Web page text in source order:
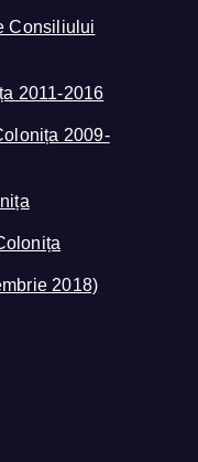
Consiliului
2011-2016
2009-
2018)